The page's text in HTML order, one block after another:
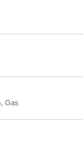
Gas